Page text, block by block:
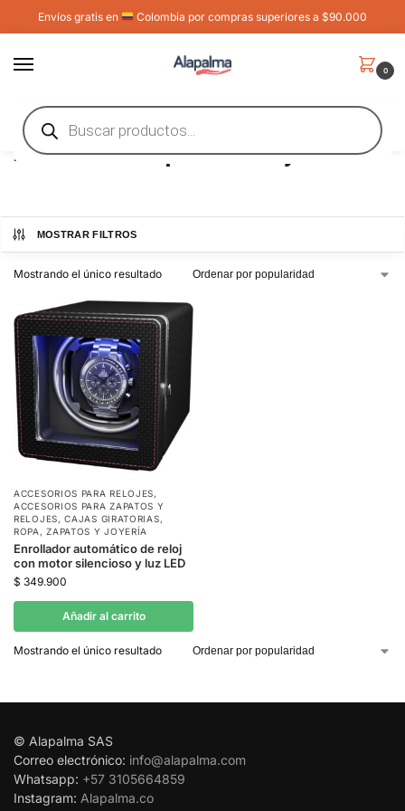
Envíos gratis en Colombia por compras superiores a $90.000
0
Inicio Accesorios para Zapatos y Relojes
Accesorios para Relojes
MOSTRAR FILTROS
Mostrando el único resultado
ACCESORIOS PARA RELOJES,
ACCESORIOS PARA ZAPATOS Y
RELOJES,CAJAS GIRATORIAS,
ROPA, ZAPATOS Y JOYERÍA
Enrollador automático de reloj
con motor silencioso y luz LED
$ 349.900
Añadir al carrito
Mostrando el único resultado
© Alapalma SAS
Correo electrónico: info@alapalma.com
Whatsapp: +57 3105664859
Instagram: Alapalma.co